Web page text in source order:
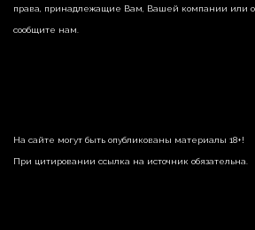
права, принадлежащие Вам, Вашей компании или
сообщите нам.
На сайте могут быть опубликованы материалы 18+!
При цитировании ссылка на источник обязательна.